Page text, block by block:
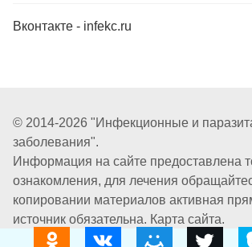
Вконтакте - infekc.ru
© 2014-2026 "Инфекционные и
заболевания".
Информация на сайте предоставлена
ознакомления, для лечения
копировании материалов активная
источник обязательна. Карта сайта.